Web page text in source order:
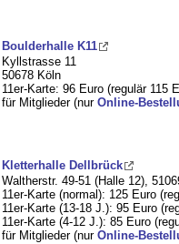
Boulderhalle K11
Kyllstrasse 11
50678 Köln
11er-Karte: 96 Euro (regulär 115
für Mitglieder (nur Online-
Kletterhalle Dellbrück
Waltherstr. 49-51 (Halle 12),
11er-Karte (normal): 125 Euro
11er-Karte (13-18 J.): 95 Euro
11er-Karte (4-12 J.): 85 Euro
für Mitglieder (nur Online-